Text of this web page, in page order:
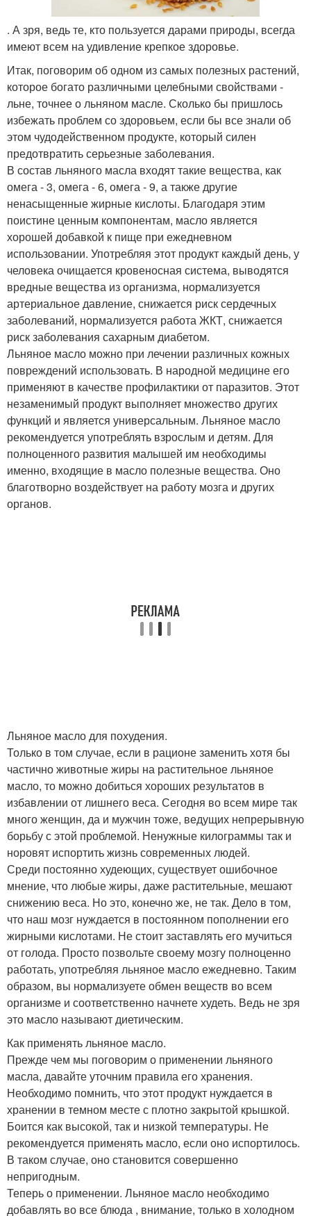
. А зря, ведь те, кто пользуется дарами природы, всегда
имеют всем на удивление крепкое здоровье.
Итак, поговорим об одном из самых полезных растений,
которое богато различными целебными свойствами -
льне, точнее о льняном масле. Сколько бы пришлось
избежать проблем со здоровьем, если бы все знали об
этом чудодейственном продукте, который силен
предотвратить серьезные заболевания.
В состав льняного масла входят такие вещества, как
омега - 3, омега - 6, омега - 9, а также другие
ненасыщенные жирные кислоты. Благодаря этим
поистине ценным компонентам, масло является
хорошей добавкой к пище при ежедневном
использовании. Употребляя этот продукт каждый день, у
человека очищается кровеносная система, выводятся
вредные вещества из организма, нормализуется
артериальное давление, снижается риск сердечных
заболеваний, нормализуется работа ЖКТ, снижается
риск заболевания сахарным диабетом.
Льняное масло можно при лечении различных кожных
повреждений использовать. В народной медицине его
применяют в качестве профилактики от паразитов. Этот
незаменимый продукт выполняет множество других
функций и является универсальным. Льняное масло
рекомендуется употреблять взрослым и детям. Для
полноценного развития малышей им необходимы
именно, входящие в масло полезные вещества. Оно
благотворно воздействует на работу мозга и других
органов.
Льняное масло для похудения.
Только в том случае, если в рационе заменить хотя бы
частично животные жиры на растительное льняное
масло, то можно добиться хороших результатов в
избавлении от лишнего веса. Сегодня во всем мире так
много женщин, да и мужчин тоже, ведущих непрерывную
борьбу с этой проблемой. Ненужные килограммы так и
норовят испортить жизнь современных людей.
Среди постоянно худеющих, существует ошибочное
мнение, что любые жиры, даже растительные, мешают
снижению веса. Но это, конечно же, не так. Дело в том,
что наш мозг нуждается в постоянном пополнении его
жирными кислотами. Не стоит заставлять его мучиться
от голода. Просто позвольте своему мозгу полноценно
работать, употребляя льняное масло ежедневно. Таким
образом, вы нормализуете обмен веществ во всем
организме и соответственно начнете худеть. Ведь не зря
это масло называют диетическим.
Как применять льняное масло.
Прежде чем мы поговорим о применении льняного
масла, давайте уточним правила его хранения.
Необходимо помнить, что этот продукт нуждается в
хранении в темном месте с плотно закрытой крышкой.
Боится как высокой, так и низкой температуры. Не
рекомендуется применять масло, если оно испортилось.
В таком случае, оно становится совершенно
непригодным.
Теперь о применении. Льняное масло необходимо
добавлять во все блюда , внимание, только в холодном